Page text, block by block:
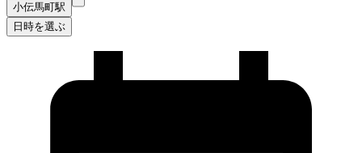
小伝馬町駅
日時を選ぶ